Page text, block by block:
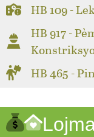
HB 109 -
HB 917 -
HB 465 -